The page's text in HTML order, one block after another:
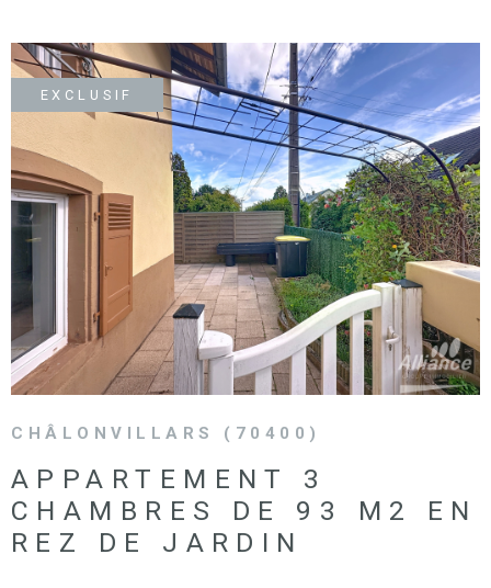
CHÂLONVILLARS (70400)
APPARTEMENT 3
CHAMBRES DE 93 M2 EN
REZ DE JARDIN
EXCLUSIF
VOIR LE BIEN